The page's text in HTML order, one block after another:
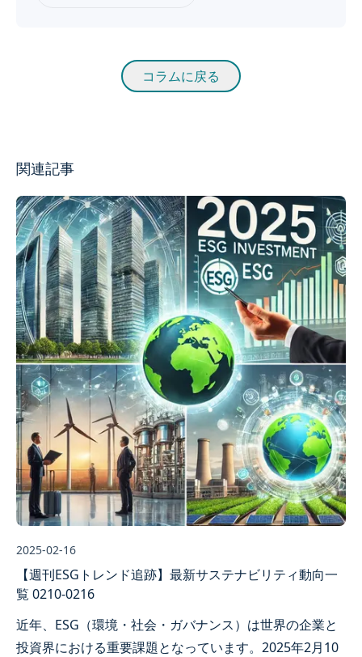
コラムに戻る
関連記事
2025-02-16
【週刊ESGトレンド追跡】最新サステナビリティ動向一
覧 0210-0216
近年、ESG（環境・社会・ガバナンス）は世界の企業と
投資界における重要課題となっています。2025年2月10